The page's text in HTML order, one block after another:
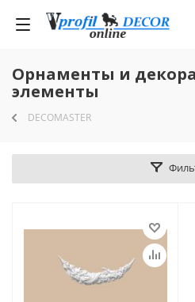
Орнаменты и
элементы
DECOMASTER